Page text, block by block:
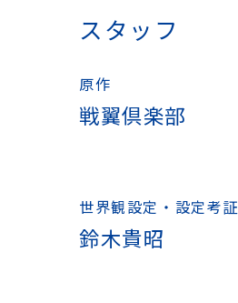
スタッフ
原作
戦翼倶楽部
世界観設定・設定考証
鈴木貴昭